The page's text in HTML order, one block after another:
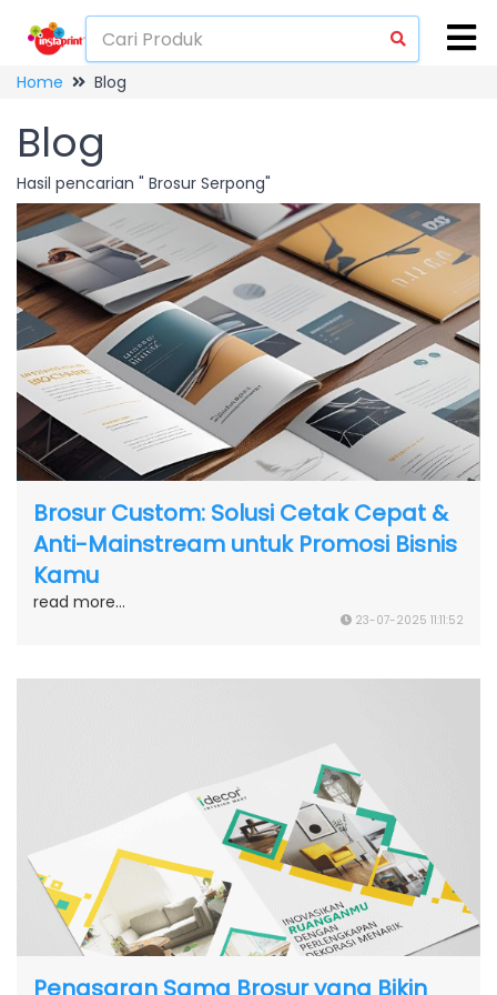
Home Blog
Blog
Hasil pencarian " Brosur Serpong"
Brosur Custom: Solusi Cetak Cepat &
Anti-Mainstream untuk Promosi Bisnis
Kamu
read more...
23-07-2025 11:11:52
Penasaran Sama Brosur yang Bikin